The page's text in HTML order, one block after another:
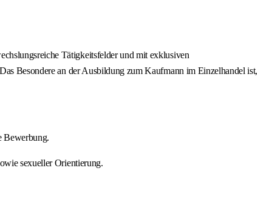
Tätigkeitsfelder und mit exklusiven
Besondere an der Ausbildung zum Kaufmann im Einzelhandel ist,
Bewerbung.
sexueller Orientierung.